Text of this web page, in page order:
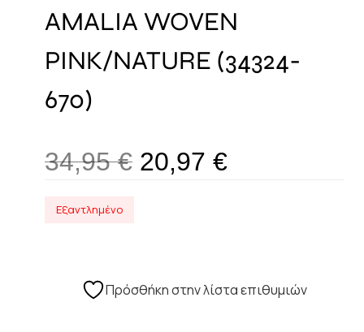
AMALIA WOVEN
PINK/NATURE (34324-
670)
34,95€ 20,97 €
Εξαντλημένο
Πρόσθήκη στην λίστα επιθυμιών